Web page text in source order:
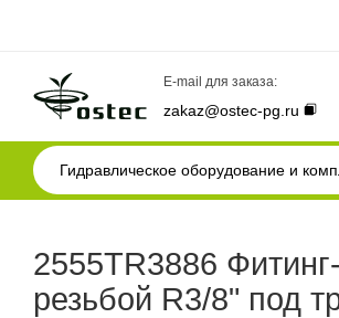
E-mail для заказа:
zakaz@ostec-pg.ru
Гидравлическое оборудование и
2555TR3886
резьбой R3/8" под